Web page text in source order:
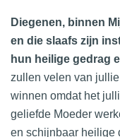
Diegenen, binnen
en die slaafs zijn
hun heilige gedrag
zullen velen van
winnen omdat het
geliefde Moeder
en schijnbaar heilige